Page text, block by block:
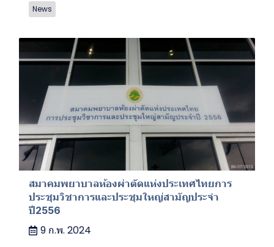
News
สมาคมพยาบาลห้องผ่าตัดแห่งประเทศไทยการ
ประชุมวิชาการและประชุมใหญ่สามัญประจำ
ปี2556
9 ก.พ. 2024